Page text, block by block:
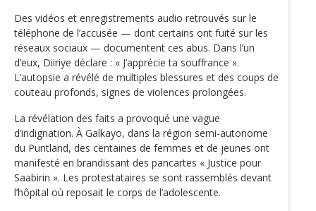
Des vidéos et enregistrements audio retrouvés sur le
téléphone de l’accusée — dont certains ont fuité sur les
réseaux sociaux — documentent ces abus. Dans l’un
d’eux, Diiriye déclare : « J’apprécie ta souffrance ».
L’autopsie a révélé de multiples blessures et des coups de
couteau profonds, signes de violences prolongées.
La révélation des faits a provoqué une vague
d’indignation. À Galkayo, dans la région semi-autonome
du Puntland, des centaines de femmes et de jeunes ont
manifesté en brandissant des pancartes « Justice pour
Saabirin ». Les protestataires se sont rassemblés devant
l’hôpital où reposait le corps de l’adolescente.